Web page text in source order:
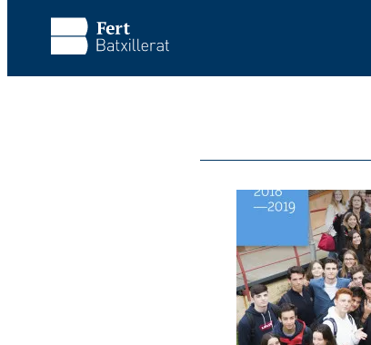
Vés al contingut principal